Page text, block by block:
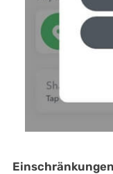
Einschränkungen